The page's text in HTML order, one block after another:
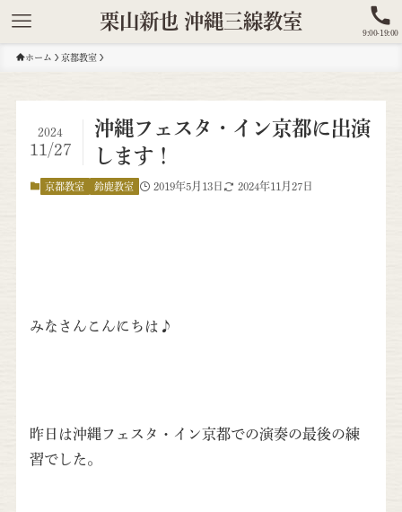
栗山新也 沖縄三線教室
9:00-19:00
ホーム 京都教室
沖縄フェスタ・イン京都に出演
します！
2024
11/27
京都教室 鈴鹿教室 2019年5月13日 2024年11月27日
みなさんこんにちは♪
昨日は沖縄フェスタ・イン京都での演奏の最後の練
習でした。